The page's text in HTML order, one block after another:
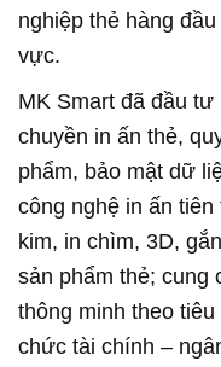
nghiệp thẻ hàng
vực.
MK Smart đã đầu
chuyền in ấn thẻ,
phẩm, bảo mật dữ
công nghệ in ấn
kim, in chìm, 3D,
sản phẩm thẻ; cung
thông minh theo
chức tài chính –